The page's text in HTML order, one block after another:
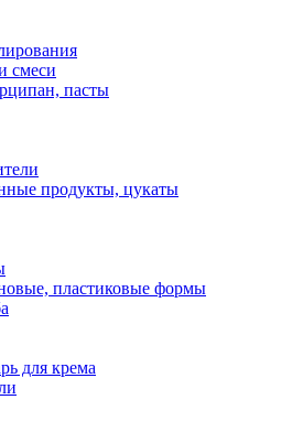
смеси
пасты
продукты, цукаты
пластиковые формы
для крема